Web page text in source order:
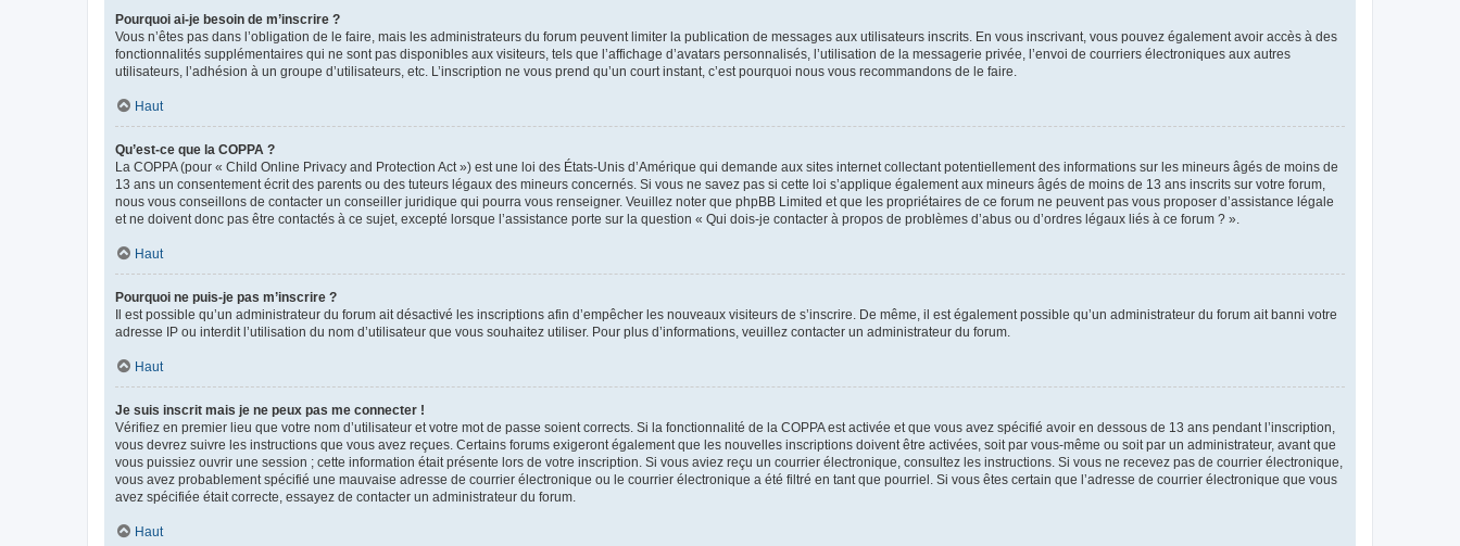
Pourquoi ai-je besoin de m’inscrire ?
Vous n’êtes pas dans l’obligation de le faire, mais les administrateurs du forum peuvent limiter la publication de messages aux utilisateurs inscrits. En vous inscrivant, vous pouvez également avoir accès à des
fonctionnalités supplémentaires qui ne sont pas disponibles aux visiteurs, tels que l’affichage d’avatars personnalisés, l’utilisation de la messagerie privée, l’envoi de courriers électroniques aux autres
utilisateurs, l’adhésion à un groupe d’utilisateurs, etc. L’inscription ne vous prend qu’un court instant, c’est pourquoi nous vous recommandons de le faire.
Haut
Qu’est-ce que la COPPA ?
La COPPA (pour « Child Online Privacy and Protection Act ») est une loi des États-Unis d’Amérique qui demande aux sites internet collectant potentiellement des informations sur les mineurs âgés de moins de
13 ans un consentement écrit des parents ou des tuteurs légaux des mineurs concernés. Si vous ne savez pas si cette loi s’applique également aux mineurs âgés de moins de 13 ans inscrits sur votre forum,
nous vous conseillons de contacter un conseiller juridique qui pourra vous renseigner. Veuillez noter que phpBB Limited et que les propriétaires de ce forum ne peuvent pas vous proposer d’assistance légale
et ne doivent donc pas être contactés à ce sujet, excepté lorsque l’assistance porte sur la question « Qui dois-je contacter à propos de problèmes d’abus ou d’ordres légaux liés à ce forum ? ».
Haut
Pourquoi ne puis-je pas m’inscrire ?
Il est possible qu’un administrateur du forum ait désactivé les inscriptions afin d’empêcher les nouveaux visiteurs de s’inscrire. De même, il est également possible qu’un administrateur du forum ait banni votre
adresse IP ou interdit l’utilisation du nom d’utilisateur que vous souhaitez utiliser. Pour plus d’informations, veuillez contacter un administrateur du forum.
Haut
Je suis inscrit mais je ne peux pas me connecter !
Vérifiez en premier lieu que votre nom d’utilisateur et votre mot de passe soient corrects. Si la fonctionnalité de la COPPA est activée et que vous avez spécifié avoir en dessous de 13 ans pendant l’inscription,
vous devrez suivre les instructions que vous avez reçues. Certains forums exigeront également que les nouvelles inscriptions doivent être activées, soit par vous-même ou soit par un administrateur, avant que
vous puissiez ouvrir une session ; cette information était présente lors de votre inscription. Si vous aviez reçu un courrier électronique, consultez les instructions. Si vous ne recevez pas de courrier électronique,
vous avez probablement spécifié une mauvaise adresse de courrier électronique ou le courrier électronique a été filtré en tant que pourriel. Si vous êtes certain que l’adresse de courrier électronique que vous
avez spécifiée était correcte, essayez de contacter un administrateur du forum.
Haut